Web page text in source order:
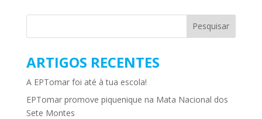
ARTIGOS RECENTES
A EPTomar foi até à tua escola!
EPTomar promove piquenique na Mata Nacional dos
Sete Montes